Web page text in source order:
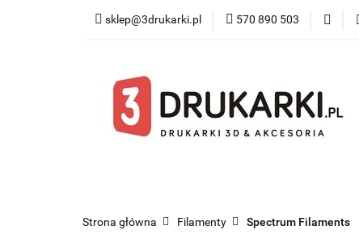
sklep@3drukarki.pl 570 890 503
Blog
Strona główna Filamenty Spectrum Filaments